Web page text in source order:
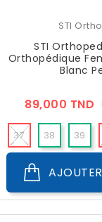
STI
STI
Orthopédique
Blanc
89,000 TND
37 38 39
36